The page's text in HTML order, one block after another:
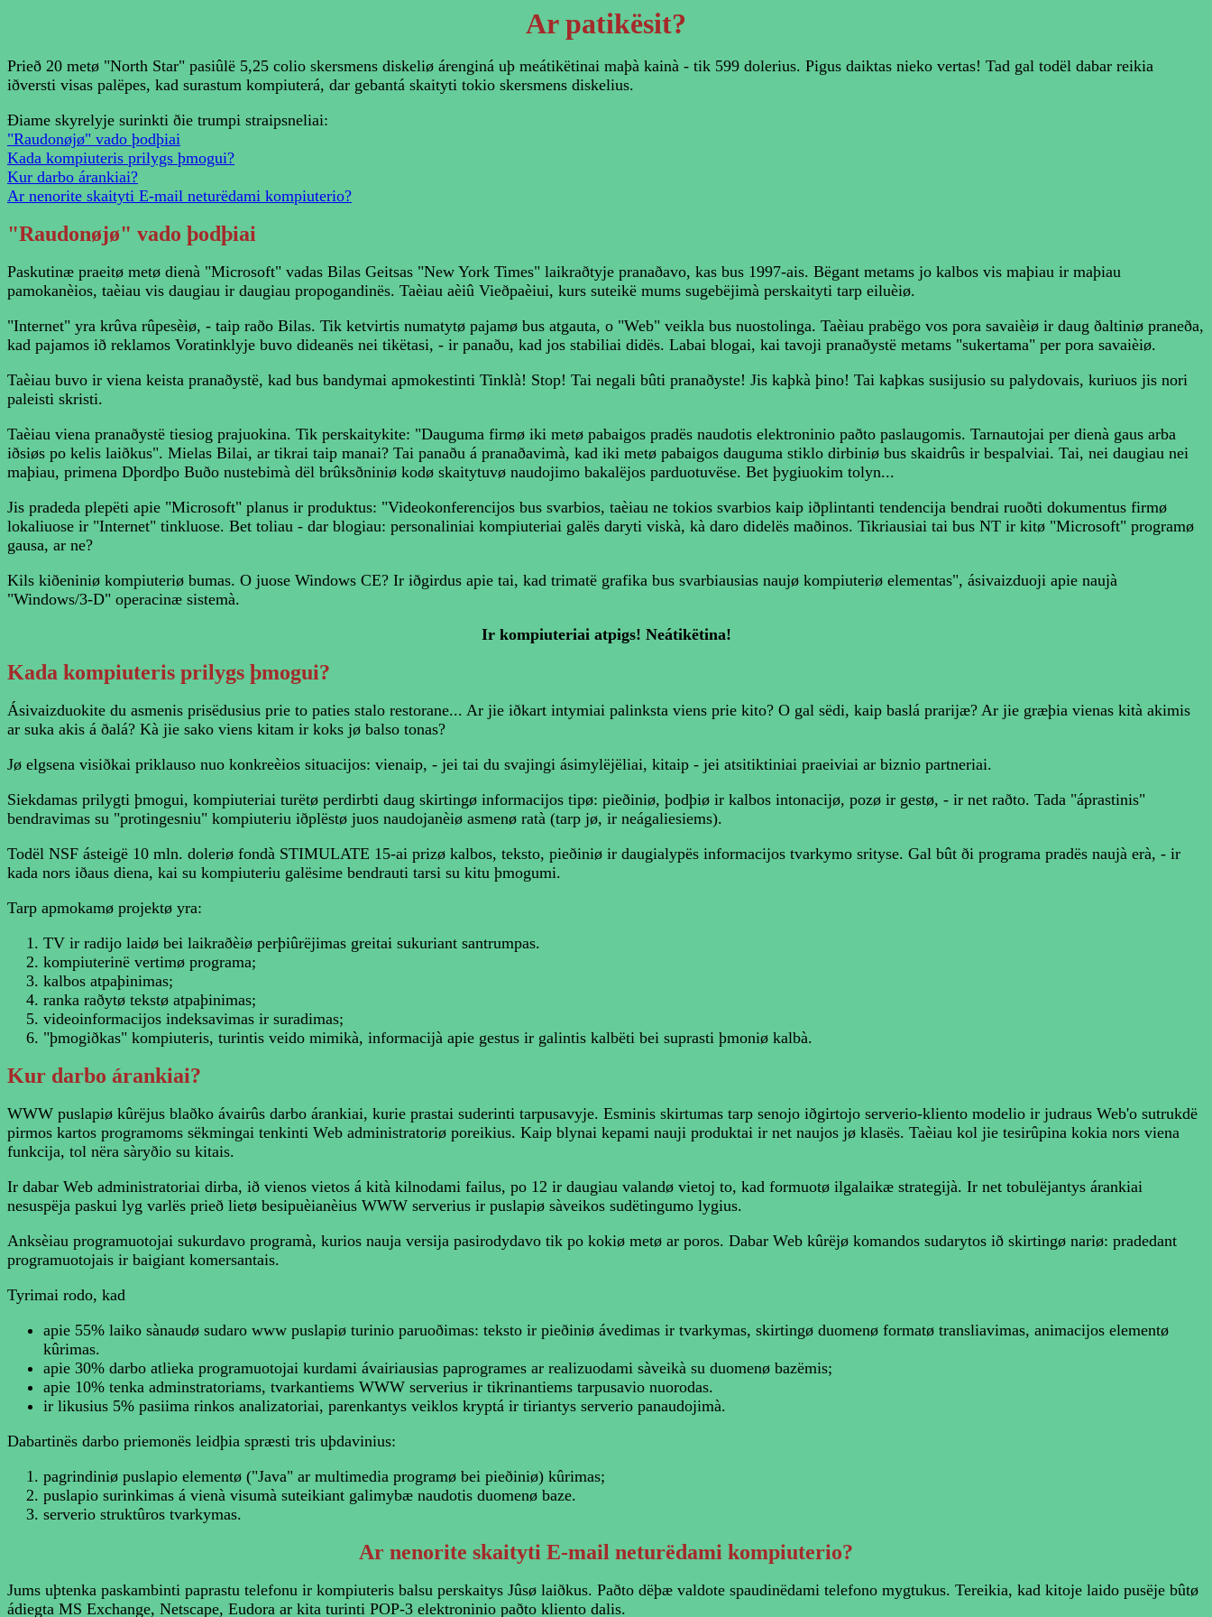
Ar patikësit?
Prieð 20 metø "North Star" pasiûlë 5,25 colio skersmens diskeliø árenginá uþ meátikëtinai maþà kainà - tik 599 dolerius. Pigus daiktas nieko vertas! Tad gal todël dabar reikia
iðversti visas palëpes, kad surastum kompiuterá, dar gebantá skaityti tokio skersmens diskelius.
Ðiame skyrelyje surinkti ðie trumpi straipsneliai:
"Raudonøjø" vado þodþiai
Kada kompiuteris prilygs þmogui?
Kur darbo árankiai?
Ar nenorite skaityti E-mail neturëdami kompiuterio?
"Raudonøjø" vado þodþiai
Paskutinæ praeitø metø dienà "Microsoft" vadas Bilas Geitsas "New York Times" laikraðtyje pranaðavo, kas bus 1997-ais. Bëgant metams jo kalbos vis maþiau ir maþiau
pamokanèios, taèiau vis daugiau ir daugiau propogandinës. Taèiau aèiû Vieðpaèiui, kurs suteikë mums sugebëjimà perskaityti tarp eiluèiø.
"Internet" yra krûva rûpesèiø, - taip raðo Bilas. Tik ketvirtis numatytø pajamø bus atgauta, o "Web" veikla bus nuostolinga. Taèiau prabëgo vos pora savaièiø ir daug ðaltiniø praneða,
kad pajamos ið reklamos Voratinklyje buvo dideanës nei tikëtasi, - ir panaðu, kad jos stabiliai didës. Labai blogai, kai tavoji pranaðystë metams "sukertama" per pora savaièiø.
Taèiau buvo ir viena keista pranaðystë, kad bus bandymai apmokestinti Tinklà! Stop! Tai negali bûti pranaðyste! Jis kaþkà þino! Tai kaþkas susijusio su palydovais, kuriuos jis nori
paleisti skristi.
Taèiau viena pranaðystë tiesiog prajuokina. Tik perskaitykite: "Dauguma firmø iki metø pabaigos pradës naudotis elektroninio paðto paslaugomis. Tarnautojai per dienà gaus arba
iðsiøs po kelis laiðkus". Mielas Bilai, ar tikrai taip manai? Tai panaðu á pranaðavimà, kad iki metø pabaigos dauguma stiklo dirbiniø bus skaidrûs ir bespalviai. Tai, nei daugiau nei
maþiau, primena Dþordþo Buðo nustebimà dël brûksðniniø kodø skaitytuvø naudojimo bakalëjos parduotuvëse. Bet þygiuokim tolyn...
Jis pradeda plepëti apie "Microsoft" planus ir produktus: "Videokonferencijos bus svarbios, taèiau ne tokios svarbios kaip iðplintanti tendencija bendrai ruoðti dokumentus firmø
lokaliuose ir "Internet" tinkluose. Bet toliau - dar blogiau: personaliniai kompiuteriai galës daryti viskà, kà daro didelës maðinos. Tikriausiai tai bus NT ir kitø "Microsoft" programø
gausa, ar ne?
Kils kiðeniniø kompiuteriø bumas. O juose Windows CE? Ir iðgirdus apie tai, kad trimatë grafika bus svarbiausias naujø kompiuteriø elementas", ásivaizduoji apie naujà
"Windows/3-D" operacinæ sistemà.
Ir kompiuteriai atpigs! Neátikëtina!
Kada kompiuteris prilygs þmogui?
Ásivaizduokite du asmenis prisëdusius prie to paties stalo restorane... Ar jie iðkart intymiai palinksta viens prie kito? O gal sëdi, kaip baslá prarijæ? Ar jie græþia vienas kità akimis
ar suka akis á ðalá? Kà jie sako viens kitam ir koks jø balso tonas?
Jø elgsena visiðkai priklauso nuo konkreèios situacijos: vienaip, - jei tai du svajingi ásimylëjëliai, kitaip - jei atsitiktiniai praeiviai ar biznio partneriai.
Siekdamas prilygti þmogui, kompiuteriai turëtø perdirbti daug skirtingø informacijos tipø: pieðiniø, þodþiø ir kalbos intonacijø, pozø ir gestø, - ir net raðto. Tada "áprastinis"
bendravimas su "protingesniu" kompiuteriu iðplëstø juos naudojanèiø asmenø ratà (tarp jø, ir neágaliesiems).
Todël NSF ásteigë 10 mln. doleriø fondà STIMULATE 15-ai prizø kalbos, teksto, pieðiniø ir daugialypës informacijos tvarkymo srityse. Gal bût ði programa pradës naujà erà, - ir
kada nors iðaus diena, kai su kompiuteriu galësime bendrauti tarsi su kitu þmogumi.
Tarp apmokamø projektø yra:
TV ir radijo laidø bei laikraðèiø perþiûrëjimas greitai sukuriant santrumpas.
kompiuterinë vertimø programa;
kalbos atpaþinimas;
ranka raðytø tekstø atpaþinimas;
videoinformacijos indeksavimas ir suradimas;
"þmogiðkas" kompiuteris, turintis veido mimikà, informacijà apie gestus ir galintis kalbëti bei suprasti þmoniø kalbà.
Kur darbo árankiai?
WWW puslapiø kûrëjus blaðko ávairûs darbo árankiai, kurie prastai suderinti tarpusavyje. Esminis skirtumas tarp senojo iðgirtojo serverio-kliento modelio ir judraus Web'o sutrukdë
pirmos kartos programoms sëkmingai tenkinti Web administratoriø poreikius. Kaip blynai kepami nauji produktai ir net naujos jø klasës. Taèiau kol jie tesirûpina kokia nors viena
funkcija, tol nëra sàryðio su kitais.
Ir dabar Web administratoriai dirba, ið vienos vietos á kità kilnodami failus, po 12 ir daugiau valandø vietoj to, kad formuotø ilgalaikæ strategijà. Ir net tobulëjantys árankiai
nesuspëja paskui lyg varlës prieð lietø besipuèianèius WWW serverius ir puslapiø sàveikos sudëtingumo lygius.
Anksèiau programuotojai sukurdavo programà, kurios nauja versija pasirodydavo tik po kokiø metø ar poros. Dabar Web kûrëjø komandos sudarytos ið skirtingø nariø: pradedant
programuotojais ir baigiant komersantais.
Tyrimai rodo, kad
apie 55% laiko sànaudø sudaro www puslapiø turinio paruoðimas: teksto ir pieðiniø ávedimas ir tvarkymas, skirtingø duomenø formatø transliavimas, animacijos elementø
kûrimas.
apie 30% darbo atlieka programuotojai kurdami ávairiausias paprogrames ar realizuodami sàveikà su duomenø bazëmis;
apie 10% tenka adminstratoriams, tvarkantiems WWW serverius ir tikrinantiems tarpusavio nuorodas.
ir likusius 5% pasiima rinkos analizatoriai, parenkantys veiklos kryptá ir tiriantys serverio panaudojimà.
Dabartinës darbo priemonës leidþia spræsti tris uþdavinius:
pagrindiniø puslapio elementø ("Java" ar multimedia programø bei pieðiniø) kûrimas;
puslapio surinkimas á vienà visumà suteikiant galimybæ naudotis duomenø baze.
serverio struktûros tvarkymas.
Ar nenorite skaityti E-mail neturëdami kompiuterio?
Jums uþtenka paskambinti paprastu telefonu ir kompiuteris balsu perskaitys Jûsø laiðkus. Paðto dëþæ valdote spaudinëdami telefono mygtukus. Tereikia, kad kitoje laido pusëje bûtø
ádiegta MS Exchange, Netscape, Eudora ar kita turinti POP-3 elektroninio paðto kliento dalis.